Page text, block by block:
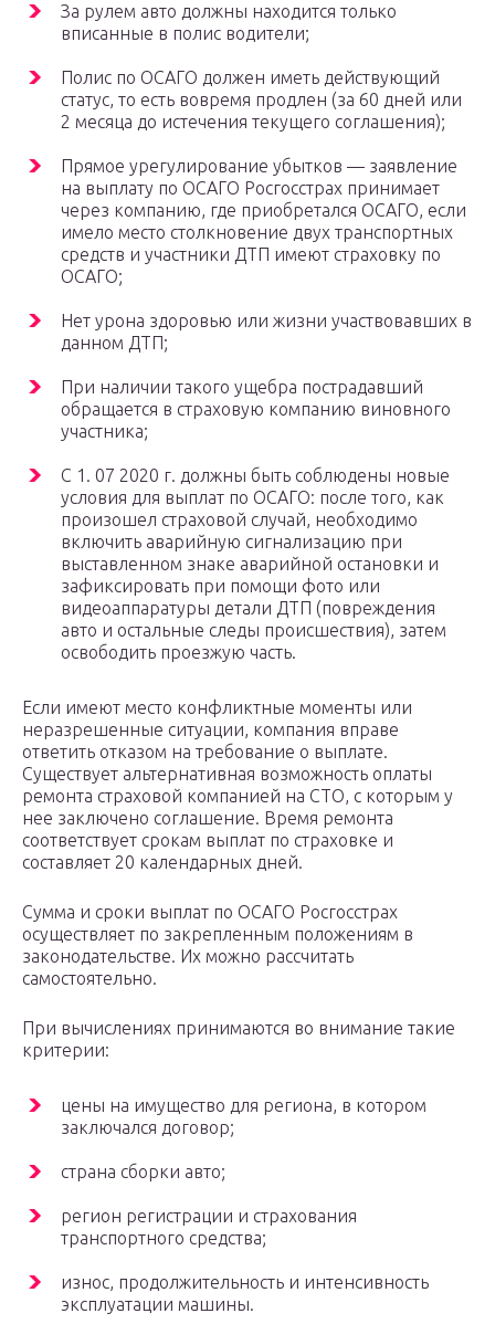
За рулем авто должны находится только
вписанные в полис водители;
Полис по ОСАГО должен иметь действующий
статус, то есть вовремя продлен (за 60 дней или
2 месяца до истечения текущего соглашения);
Прямое урегулирование убытков — заявление
на выплату по ОСАГО Росгосстрах принимает
через компанию, где приобретался ОСАГО, если
имело место столкновение двух транспортных
средств и участники ДТП имеют страховку по
ОСАГО;
Нет урона здоровью или жизни участвовавших в
данном ДТП;
При наличии такого ущебра пострадавший
обращается в страховую компанию виновного
участника;
С 1. 07 2020 г. должны быть соблюдены новые
условия для выплат по ОСАГО: после того, как
произошел страховой случай, необходимо
включить аварийную сигнализацию при
выставленном знаке аварийной остановки и
зафиксировать при помощи фото или
видеоаппаратуры детали ДТП (повреждения
авто и остальные следы происшествия), затем
освободить проезжую часть.
Если имеют место конфликтные моменты или
неразрешенные ситуации, компания вправе
ответить отказом на требование о выплате.
Существует альтернативная возможность оплаты
ремонта страховой компанией на СТО, с которым у
нее заключено соглашение. Время ремонта
соответствует срокам выплат по страховке и
составляет 20 календарных дней.
Сумма и сроки выплат по ОСАГО Росгосстрах
осуществляет по закрепленным положениям в
законодательстве. Их можно рассчитать
самостоятельно.
При вычислениях принимаются во внимание такие
критерии:
цены на имущество для региона, в котором
заключался договор;
страна сборки авто;
регион регистрации и страхования
транспортного средства;
износ, продолжительность и интенсивность
эксплуатации машины.